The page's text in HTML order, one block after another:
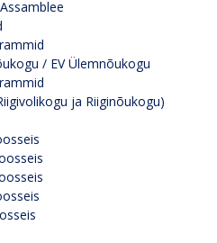
/ EV Ülemnõukogu
ja Riiginõukogu)